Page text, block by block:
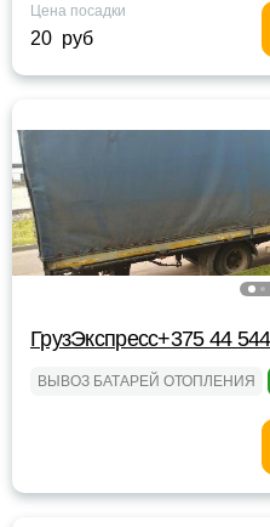
Цена посадки
20 руб
ГрузЭкспресс+375 44
ВЫВОЗ БАТАРЕЙ ОТОПЛЕНИЯ